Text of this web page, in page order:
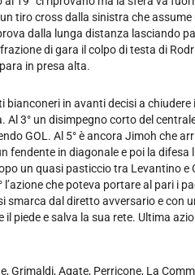
tiro cross dalla sinistra che
dalla lunga distanza lasciando
di gara il colpo di testa di
in presa alta.
bianconeri in avanti decisi a
Al 3° un disimpegno corto del
GOL. Al 5° è ancora Jimoh che
fendente in diagonale e poi la
un quasi pasticcio tra Levantino e
che poteva portare al pari i
smarca dal diretto avversario e con
il piede e salva la sua rete. Ultima
Grimaldi, Agate, Perricone, La